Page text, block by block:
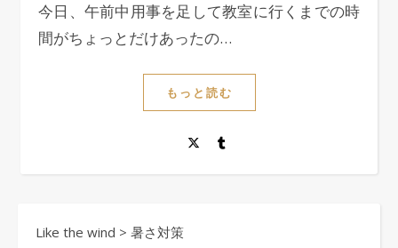
今日、午前中用事を足して教室に行くまでの時
間がちょっとだけあったの…
もっと読む
Like the wind > 暑さ対策